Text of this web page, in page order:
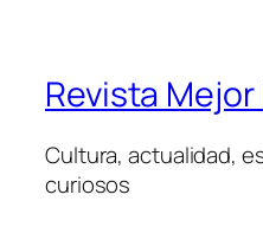
Revista Mejor
Cultura, actualidad,
curiosos